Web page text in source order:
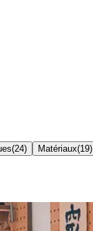
(24) Matériaux(19)